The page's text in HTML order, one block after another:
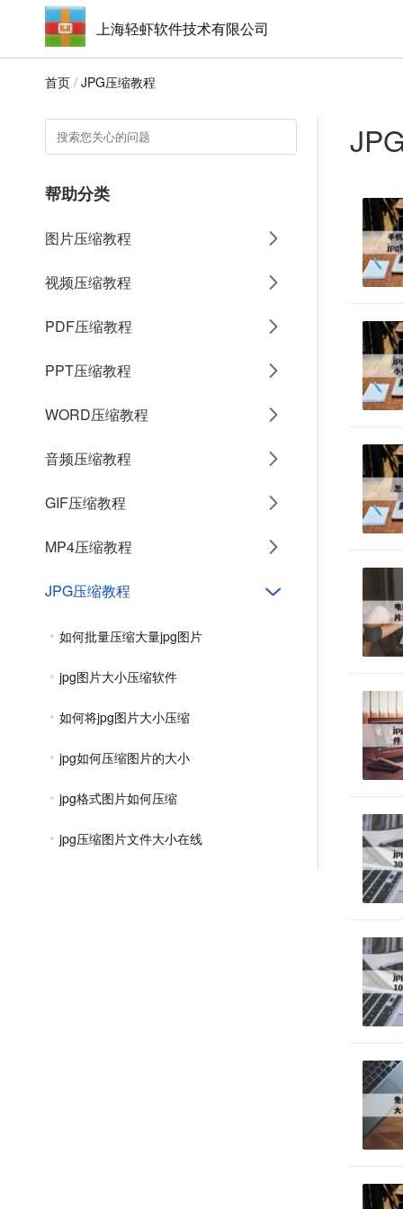
上海轻虾软件技术有限公司
首页 / JPG压缩教程
帮助分类
图片压缩教程
视频压缩教程
PDF压缩教程
PPT压缩教程
WORD压缩教程
音频压缩教程
GIF压缩教程
MP4压缩教程
JPG压缩教程
如何批量压缩大量jpg图片
jpg图片大小压缩软件
如何将jpg图片大小压缩
jpg如何压缩图片的大小
jpg格式图片如何压缩
jpg压缩图片文件大小在线